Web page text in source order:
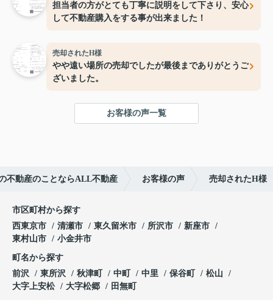
担当者の方がとても丁寧に説明をして下さり、安心
して不動産購入をする事が出来ました！
売却されたH様
やや遠い場所の売却でしたが最後までありがとうご
ざいました。
お客様の声一覧
不動産のことならALL不動産 お客様の声 売却されたH様
市区町村から探す
西東京市
清瀬市 東久留米市 所沢市
新座市
東村山市
小金井市
町名から探す
前沢
東所沢 秋津町 中町 中里 保谷町
松山
大字上安松
大字松郷 田無町